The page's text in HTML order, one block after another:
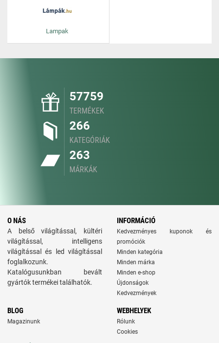
Lampak
57759
TERMÉKEK
266
KATEGÓRIÁK
263
MÁRKÁK
O NÁS
A belső világítással, kültéri
világítással, intelligens
világítással és led világítással
foglalkozunk.
Katalógusunkban bevált
gyártók termékei találhatók.
INFORMÁCIÓ
Kedvezményes kuponok és
promóciók
Minden kategória
Minden márka
Minden e-shop
Újdonságok
Kedvezmények
BLOG
Magazinunk
WEBHELYEK
Rólunk
Cookies